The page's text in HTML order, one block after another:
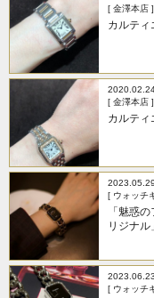
[ 金澤本店 ]
カルテ
[ 金澤本店 ]
カルテ
2023.05.29
[ ウォッチ
「魅惑
リジナル」
2023.06.23
[ ウォッチ